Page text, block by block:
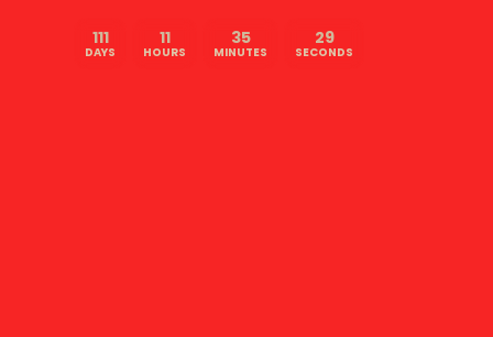
111
DAYS
11
HOURS
35
MINUTES
28
SECONDS